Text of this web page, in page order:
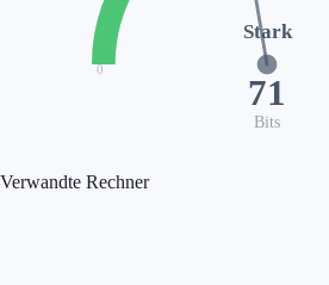
71
Bits
Stark
0
Verwandte Rechner